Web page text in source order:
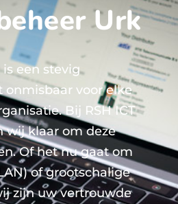
Urk
een stevig
voor elke
Bij RSH ICT
wij klaar om deze
Of het nu gaat om
of grootschalige
zijn uw vertrouwde